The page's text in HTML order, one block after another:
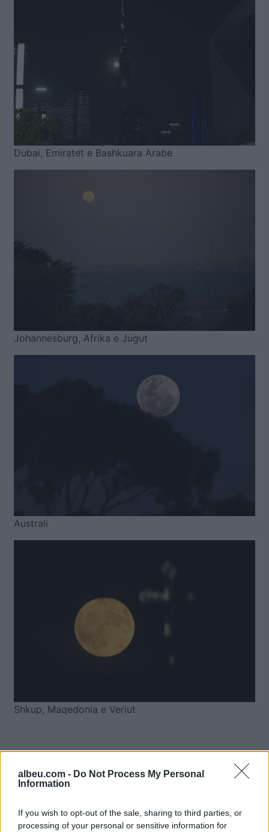
albeu.com - Do Not Process My Personal
Information
If you wish to opt-out of the sale, sharing to third parties, or
processing of your personal or sensitive information for
Dubai, Emiratet e Bashkuara Arabe
Johannesburg, Afrika e Jugut
Australi
Shkup, Maqedonia e Veriut